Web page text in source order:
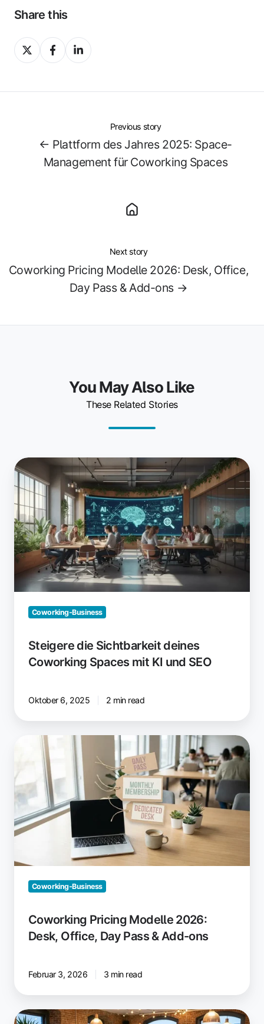
Share this
Share
on
Share
on
Share
on
Previous story
← Plattform des Jahres 2025: Space-
Management für Coworking Spaces
Next story
Coworking Pricing Modelle 2026: Desk, Office,
Day Pass & Add-ons →
You May Also Like
These Related Stories
Steigere
die
Sichtbarkeit
deines
Coworking
Spaces
mit
KI
und
SEO
Coworking-Business
Steigere die Sichtbarkeit deines
Coworking Spaces mit KI und SEO
Oktober 6, 2025 2 min read
Coworking
Modelle
2026:
Desk,
Office,
Day
Add-
ons Coworking-Business
Coworking Pricing Modelle 2026:
Desk, Office, Day Pass & Add-ons
Februar 3, 2026 3 min read
Events,